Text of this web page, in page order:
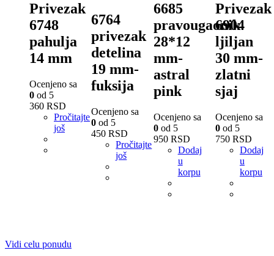
Privezak
6748
pahulja
14 mm
Ocenjeno sa
0 od 5
360 RSD
Pročitajte
još
6764
privezak
detelina
19 mm-
fuksija
Ocenjeno sa
0 od 5
450RSD
Pročitajte
još
6685
pravougaonik
28*12
mm-
astral
pink
Ocenjeno sa
0od 5
950 RSD
Dodaj
u
korpu
Privezak
6904
ljiljan
30 mm-
zlatni
sjaj
Ocenjeno sa
0od 5
750 RSD
Dodaj
u
korpu
Vidi celu ponudu